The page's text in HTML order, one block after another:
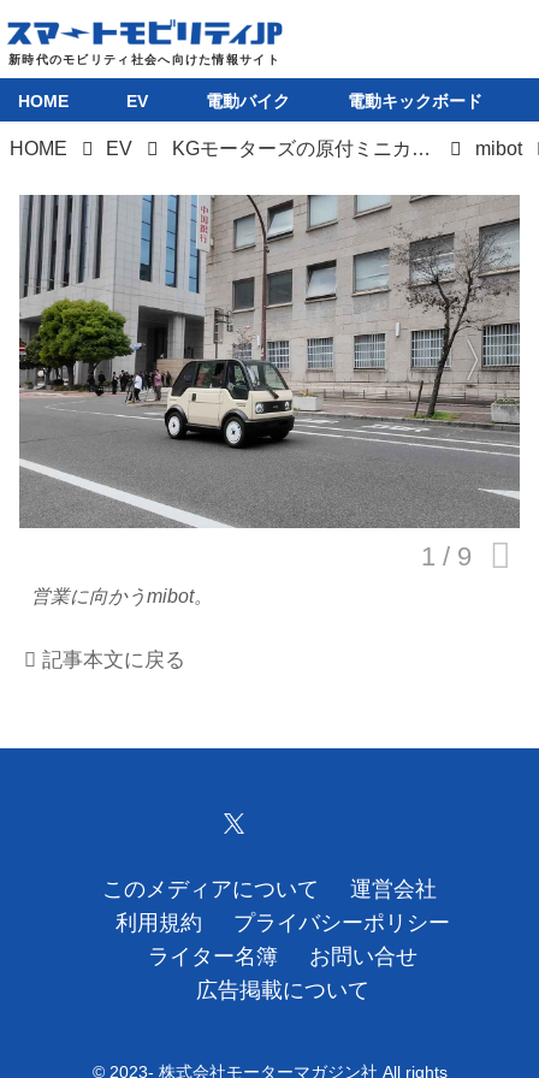
EV
電動バイク
電動キックボード
ライフスタイル
テクノロジー
このメディアについて
運営会社
ライター名簿
お問い合せ
HOME EV 電動バイク 電動キックボード
HOME EV KGモーターズの原付ミニカー「mibot」、営業車両として本格運用開始へ。地方のひとり乗り業務車両の新たな選択肢として注目 mibot
営業に向かうmibot。
記事本文に戻る
このメディアについて
運営会社
利用規約
プライバシーポリシー
ライター名簿
お問い合せ
広告掲載について
© 2023- 株式会社モーターマガジン社 All rights